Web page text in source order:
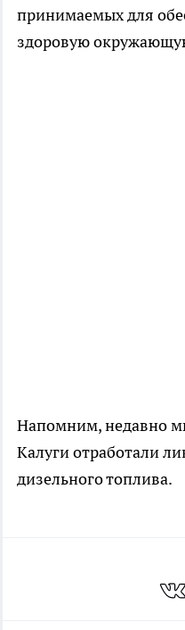
принимаемых для
здоровую
Напомним, недавно
Калуги отработали
дизельного топлива.